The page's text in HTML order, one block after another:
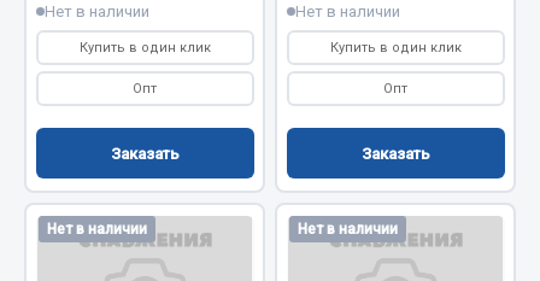
Измерительный инструмент
Крепежный инструмент
Режущий инструмент
Силовое оборудование
Слесарный инструмент
Столярный инструмент
Показать ещё
Нет в наличии
Купить в один клик
Опт
Заказать
Нет в наличии
Купить в один клик
Опт
Заказать
Нет в наличии Нет в наличии